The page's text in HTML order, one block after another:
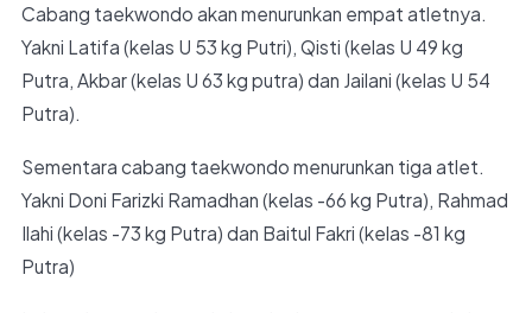
Cabang taekwondo akan menurunkan empat atletnya.
Yakni Latifa (kelas U 53 kg Putri), Qisti (kelas U 49 kg
Putra, Akbar (kelas U 63 kg putra) dan Jailani (kelas U 54
Putra).
Sementara cabang taekwondo menurunkan tiga atlet.
Yakni Doni Farizki Ramadhan (kelas -66 kg Putra), Rahmad
Ilahi (kelas -73 kg Putra) dan Baitul Fakri (kelas -81 kg
Putra)